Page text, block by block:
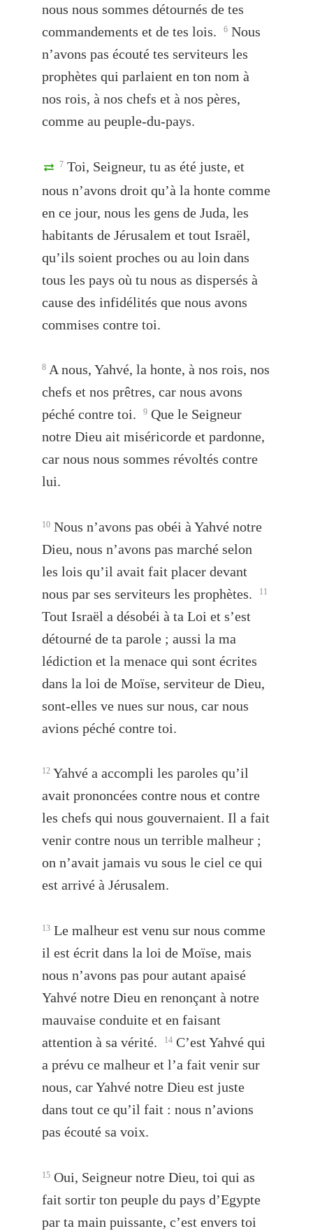
nous nous sommes détournés de tes
commandements et de tes lois.
6 Nous
n’avons pas écouté tes serviteurs les
prophètes qui parlaient en ton nom à
nos rois, à nos chefs et à nos pères,
comme au peuple-du-pays.
7 Toi, Seigneur, tu as été juste, et
nous n’avons droit qu’à la honte comme
en ce jour, nous les gens de Juda, les
habitants de Jérusalem et tout Israël,
qu’ils soient proches ou au loin dans
tous les pays où tu nous as dispersés à
cause des infidélités que nous avons
commises contre toi.
8 A nous, Yahvé, la honte, à nos rois, nos
chefs et nos prêtres, car nous avons
péché contre toi.
9 Que le Seigneur
notre Dieu ait miséricorde et pardonne,
car nous nous sommes révoltés contre
lui.
10 Nous n’avons pas obéi à Yahvé notre
Dieu, nous n’avons pas marché selon
les lois qu’il avait fait placer devant
nous par ses serviteurs les prophètes.
11
Tout Israël a désobéi à ta Loi et s’est
détourné de ta parole ; aussi la ma
lédiction et la menace qui sont écrites
dans la loi de Moïse, serviteur de Dieu,
sont-elles ve nues sur nous, car nous
avions péché contre toi.
12 Yahvé a accompli les paroles qu’il
avait prononcées contre nous et contre
les chefs qui nous gouvernaient. Il a fait
venir contre nous un terrible malheur ;
on n’avait jamais vu sous le ciel ce qui
est arrivé à Jérusalem.
13 Le malheur est venu sur nous comme
il est écrit dans la loi de Moïse, mais
nous n’avons pas pour autant apaisé
Yahvé notre Dieu en renonçant à notre
mauvaise conduite et en faisant
attention à sa vérité.
14 C’est Yahvé qui
a prévu ce malheur et l’a fait venir sur
nous, car Yahvé notre Dieu est juste
dans tout ce qu’il fait : nous n’avions
pas écouté sa voix.
15 Oui, Seigneur notre Dieu, toi qui as
fait sortir ton peuple du pays d’Egypte
par ta main puissante, c’est envers toi